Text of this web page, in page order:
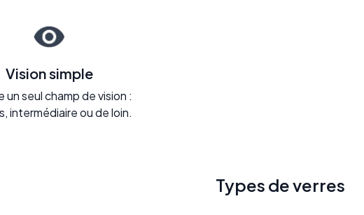
Vision simple
un seul champ de vision :
intermédiaire ou de loin.
Types de verres